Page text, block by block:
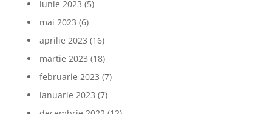
iunie 2023 (5)
mai 2023 (6)
aprilie 2023 (16)
martie 2023 (18)
februarie 2023 (7)
ianuarie 2023 (7)